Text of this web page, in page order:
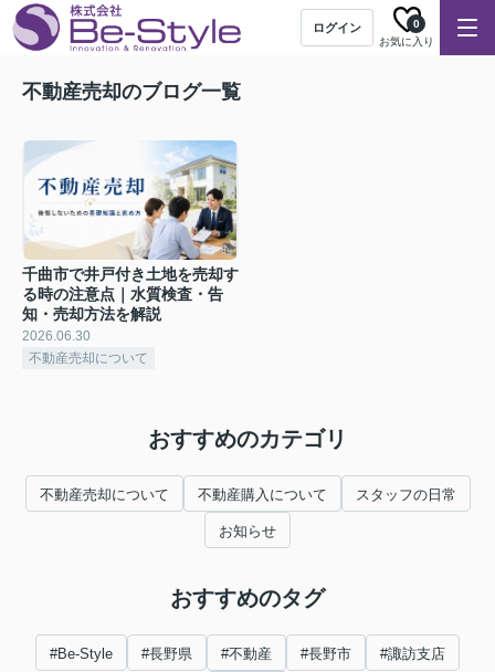
ログイン
お気に入り
0
不動産売却のブログ一覧
千曲市で井戸付き土地を売却す
る時の注意点｜水質検査・告
知・売却方法を解説
2026.06.30
不動産売却について
おすすめのカテゴリ
不動産売却について 不動産購入について スタッフの日常
お知らせ
おすすめのタグ
#Be-Style #長野県 #不動産 #長野市 #諏訪支店